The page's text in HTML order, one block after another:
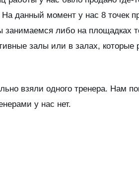
данный момент у нас 8 точек
занимаемся либо на площадках
залы или в залах,
взяли одного тренера. Нам
у нас нет.